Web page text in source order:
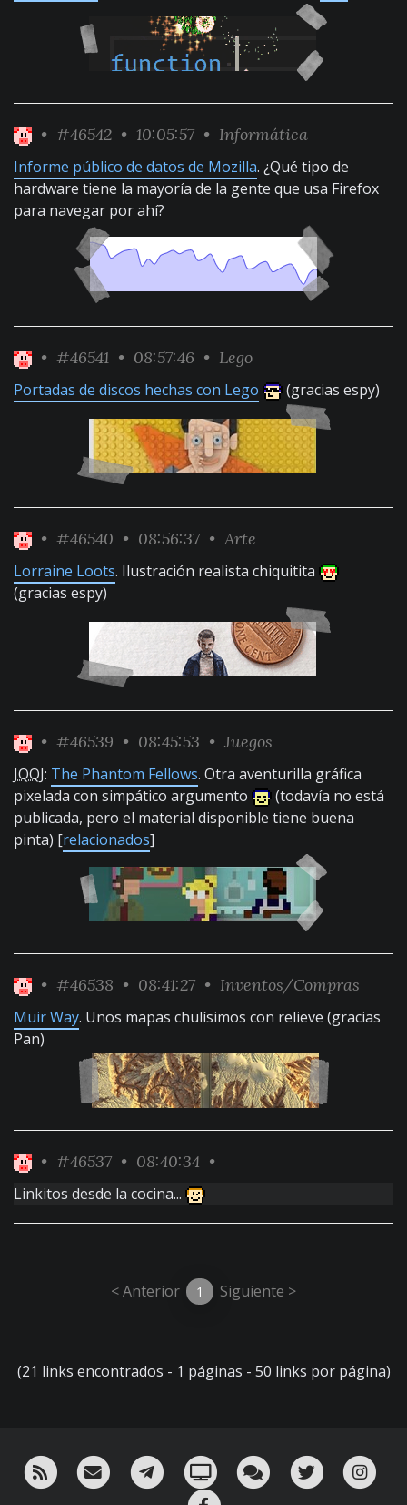
• #46542 • 10:05:57 • Informática
Informe público de datos de Mozilla. ¿Qué tipo de
hardware tiene la mayoría de la gente que usa Firefox
para navegar por ahí?
• #46541 • 08:57:46 • Lego
Portadas de discos hechas con Lego (gracias espy)
• #46540 • 08:56:37 • Arte
Lorraine Loots. Ilustración realista chiquitita
(gracias espy)
• #46539 • 08:45:53 • Juegos
JQQJ: The Phantom Fellows. Otra aventurilla gráfica
pixelada con simpático argumento
(todavía no está
publicada, pero el material disponible tiene buena
pinta) [relacionados]
• #46538 • 08:41:27 • Inventos/Compras
Muir Way. Unos mapas chulísimos con relieve (gracias
Pan)
• #46537 • 08:40:34 •
Linkitos desde la cocina...
< Anterior 1 Siguiente >
(21 links encontrados - 1 páginas - 50 links por página)
RSS ¡Mándame un email!¡Nuestro canal en Telegram!
Oink! TV Charla con nosotros
Twitter